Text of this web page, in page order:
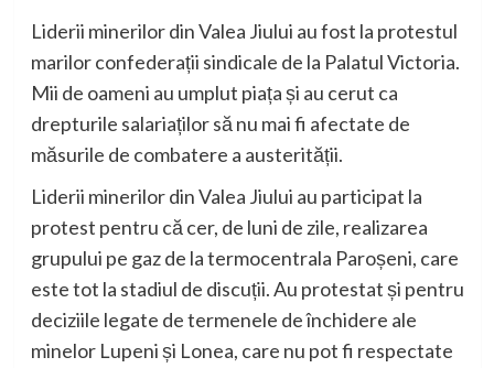
Liderii minerilor din Valea Jiului au fost la protestul
marilor confederații sindicale de la Palatul Victoria.
Mii de oameni au umplut piața și au cerut ca
drepturile salariaților să nu mai fi afectate de
măsurile de combatere a austerității.
Liderii minerilor din Valea Jiului au participat la
protest pentru că cer, de luni de zile, realizarea
grupului pe gaz de la termocentrala Paroșeni, care
este tot la stadiul de discuții. Au protestat și pentru
deciziile legate de termenele de închidere ale
minelor Lupeni și Lonea, care nu pot fi respectate